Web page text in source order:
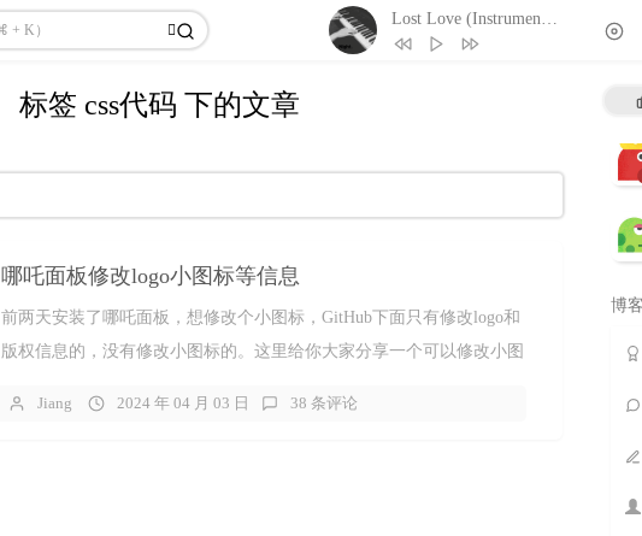
Lost Love (Instrumental) - Lunnna /
3 Inspire Capo Productions
Blazo / Kondor
7
Lost Love (Instrumental)
伊藤賢治
标签 css代码 下的文章
哪吒面板修改logo小图标等信息
前两天安装了哪吒面板，想修改个小图标，GitHub下面只有修改logo和
版权信息的，没有修改小图标的。这里给你大家分享一个可以修改小图
Jiang
2024 年 04 月 03 日 38 条评论
博